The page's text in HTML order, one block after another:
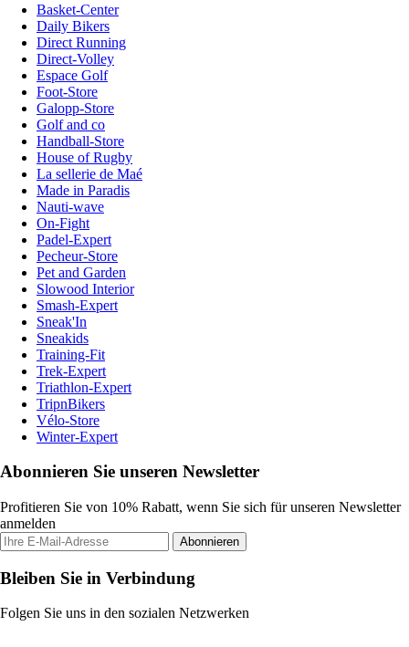
Basket-Center
Daily Bikers
Direct Running
Direct-Volley
Espace Golf
Foot-Store
Galopp-Store
Golf and co
Handball-Store
House of Rugby
La sellerie de Maé
Made in Paradis
Nauti-wave
On-Fight
Padel-Expert
Pecheur-Store
Pet and Garden
Slowood Interior
Smash-Expert
Sneak'In
Sneakids
Training-Fit
Trek-Expert
Triathlon-Expert
TripnBikers
Vélo-Store
Winter-Expert
Abonnieren Sie unseren Newsletter
Profitieren Sie von 10% Rabatt, wenn Sie sich für unseren Newsletter
anmelden
Abonnieren
Bleiben Sie in Verbindung
Folgen Sie uns in den sozialen Netzwerken